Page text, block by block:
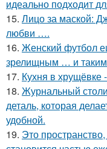
идеально подходит
15. Лицо за маской:
любви ….
16. Женский футбол
зрелищным … и
17. Кухня в хрущёвке
18. Журнальный
деталь, которая
удобной.
19. Это